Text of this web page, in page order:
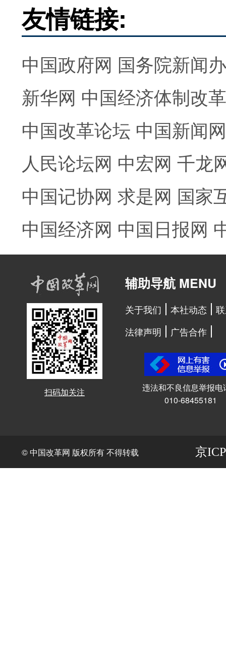
友情链接:
中国政府网 国务院新闻
新华网 中国经济体制改
中国改革论坛 中国新闻网
人民论坛网 中宏网 千龙
中国记协网 求是网 国家
中国经济网 中国日报网
扫码加关注
辅助导航 MENU
关于我们 本社动态
法律声明
广告合作
违法和不良信息举报电
010-68455181
© 中国改革网 版权所有 不得转载 京